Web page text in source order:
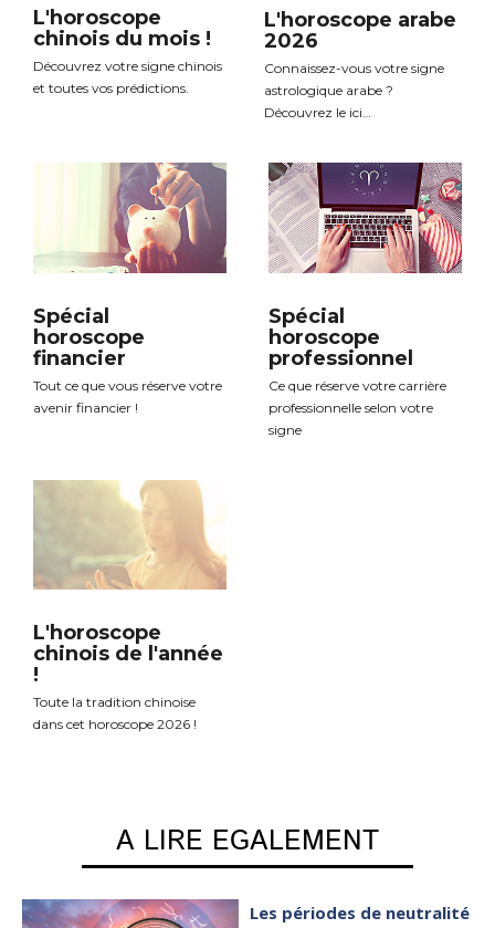
L'horoscope
chinois du mois !
Découvrez votre signe chinois
et toutes vos prédictions.
L'horoscope arabe
2026
Connaissez-vous votre signe
astrologique arabe ?
Découvrez le ici…
Spécial
horoscope
financier
Tout ce que vous réserve votre
avenir financier !
Spécial
horoscope
professionnel
Ce que réserve votre carrière
professionnelle selon votre
signe
L'horoscope
chinois de l'année
!
Toute la tradition chinoise
dans cet horoscope 2026 !
A LIRE EGALEMENT
Les périodes de neutralité